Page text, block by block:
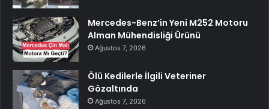
Mercedes-Benz’in Yeni M252 Motoru
Alman Mühendisliği Ürünü
Ağustos 7, 2026
Ölü Kedilerle İlgili Veteriner
Gözaltında
Ağustos 7, 2026